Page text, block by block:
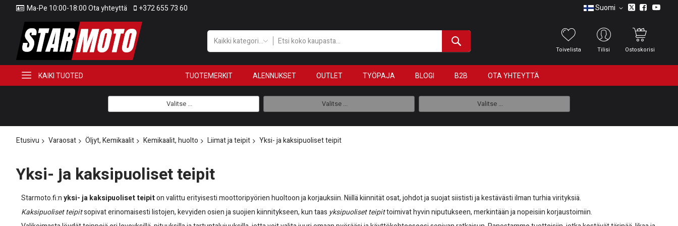
Ma-Pe 10:00-18:00 Ota yhteyttä +372 655 73 60 Suomi
Kaikki kategoriat
Toivelista Tilisi Ostoskorisi
KAIKI TUOTED TUOTEMERKIT ALENNUKSET OUTLET TYÖPAJA BLOGI B2B OTA YHTEYTTÄ
Valitse ... Valitse ... Valitse ...
Etusivu Varaosat Öljyt, Kemikaalit Kemikaalit, huolto Liimat ja teipit Yksi- ja kaksipuoliset teipit
Yksi- ja kaksipuoliset teipit
Starmoto.fi:nyksi- ja kaksipuoliset teipiton valittu erityisesti moottoripyörien huoltoon ja korjauksiin. Niillä kiinnität osat, johdot ja suojat siististi ja kestävästi ilman turhia virityksiä.
Kaksipuoliset teipitsopivat erinomaisesti listojen, kevyiden osien ja suojien kiinnitykseen, kun taasyksipuoliset teipittoimivat hyvin niputukseen, merkintään ja nopeisiin korjaustoimiin.